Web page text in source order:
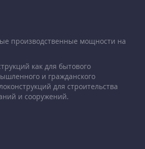
производственные мощности на
как для бытового
и гражданского
для строительства
и сооружений.